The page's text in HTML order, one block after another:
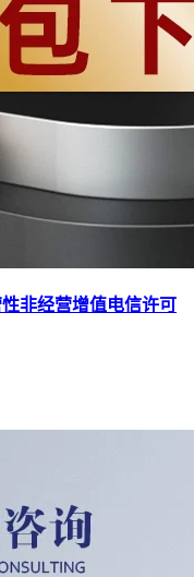
非经营增值电信许可